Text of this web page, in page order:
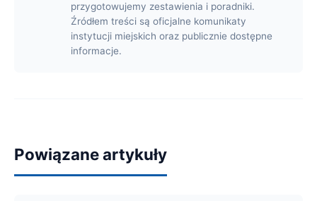
przygotowujemy zestawienia i poradniki.
Źródłem treści są oficjalne komunikaty
instytucji miejskich oraz publicznie dostępne
informacje.
Powiązane artykuły